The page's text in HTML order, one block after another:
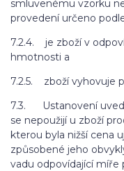
smluvenému vzorku
provedení určeno
7.2.4. je zboží v
hmotnosti a
7.2.5. zboží vyhovuje
7.3. Ustanovení
se nepoužijí u zboží
kterou byla nižší cena
způsobené jeho
vadu odpovídající míře